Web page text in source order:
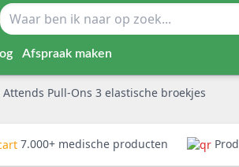
Afspraak maken
Attends Pull-Ons 3 elastische broekjes
7.000+ medische producten